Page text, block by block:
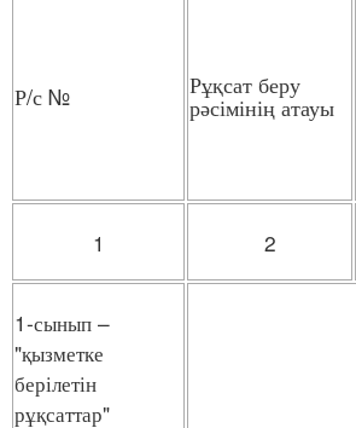
Р/с № Рұқсат беру
рәсімінің атауы
1 2
1-сынып –
"қызметке
берілетін
рұқсаттар"